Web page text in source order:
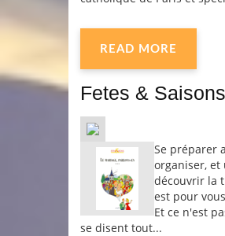
READ MORE
Fetes &
Se préparer
organiser, et
découvrir la
est pour
Et ce n'est
se disent tout...